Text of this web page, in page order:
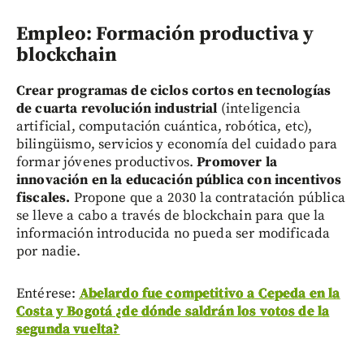
Empleo: Formación productiva y
blockchain
Crear programas de ciclos cortos en tecnologías
de cuarta revolución industrial (inteligencia
artificial, computación cuántica, robótica, etc),
bilingüismo, servicios y economía del cuidado para
formar jóvenes productivos.Promover la
innovación en la educación pública con incentivos
fiscales. Propone que a 2030 la contratación pública
se lleve a cabo a través de blockchain para que la
información introducida no pueda ser modificada
por nadie.
Entérese: Abelardo fue competitivo a Cepeda en la
Costa y Bogotá ¿de dónde saldrán los votos de la
segunda vuelta?